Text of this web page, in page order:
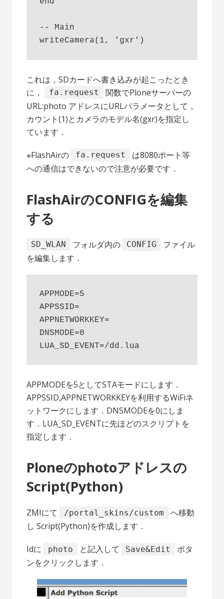
-- Main
これは，SDカードへ書き込みが起こったとき
に，
fa.request
関数でPloneサーバーの
URL:photo アドレスにURLパラメータとして，
カウント(1)とカメラのモデル名(gxr)を指定し
ています．
※FlashAirの fa.request
は8080ポート等
への通信はできないので注意が必要です．
FlashAirのCONFIGを編集
する
SD_WLAN フォルダ内の CONFIG
ファイル
を編集します．
APPMODE=5
APPSSID=
APPNETWORKKEY=
DNSMODE=0
APPMODEを5としてSTAモードにします．
APPSSID,APPNETWORKKEYを利用するWiFiネ
ットワークにします．DNSMODEを0にしま
す．LUA_SD_EVENTに先ほどのスクリプトを
指定します．
Ploneのphotoアドレスの
Script(Python)
ZMIにて /portal_skins/custom
へ移動
し Script(Python)を作成します．
Idに photo と記入して Save&Edit
ボタ
ンをクリックします．